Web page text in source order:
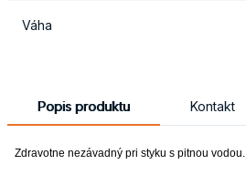
Váha
Popis produktu Kontakt
Zdravotne nezávadný pri styku s pitnou vodou.